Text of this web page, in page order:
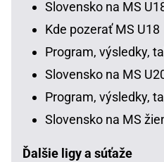
Slovensko na MS
Kde pozerať MS U18
Program, výsledky,
Slovensko na MS
Program, výsledky,
Slovensko na MS
Ďalšie ligy a súťaže